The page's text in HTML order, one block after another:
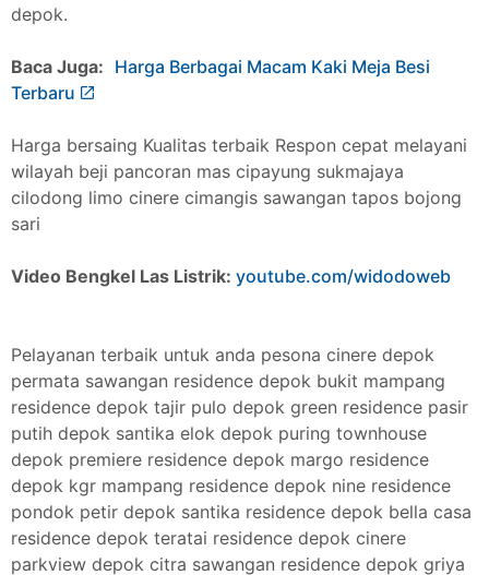
depok.
Baca Juga: Harga Berbagai Macam Kaki Meja Besi
Terbaru
Harga bersaing Kualitas terbaik Respon cepat melayani
wilayah beji pancoran mas cipayung sukmajaya
cilodong limo cinere cimangis sawangan tapos bojong
sari
Video Bengkel Las Listrik: youtube.com/widodoweb
Pelayanan terbaik untuk anda pesona cinere depok
permata sawangan residence depok bukit mampang
residence depok tajir pulo depok green residence pasir
putih depok santika elok depok puring townhouse
depok premiere residence depok margo residence
depok kgr mampang residence depok nine residence
pondok petir depok santika residence depok bella casa
residence depok teratai residence depok cinere
parkview depok citra sawangan residence depok griya